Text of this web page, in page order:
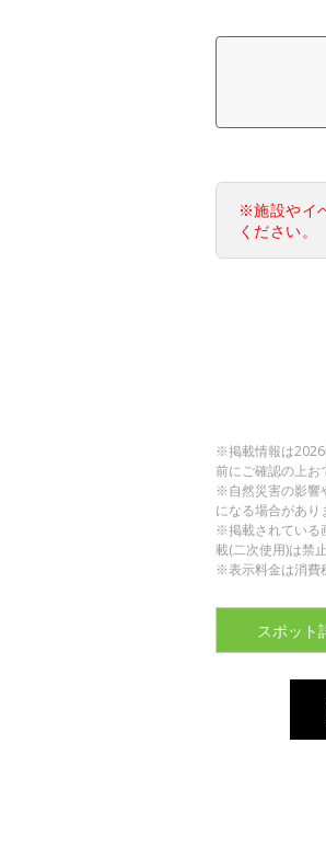
※施設やイ
ください。
※掲載情報は2026
前にご確認の上お
※自然災害の影響
になる場合があり
※掲載されている
載(二次使用)は禁止
※表示料金は消費
スポット